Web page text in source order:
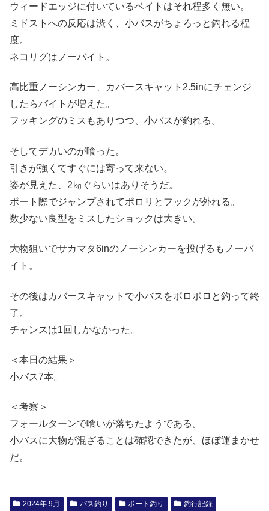
ウィードエッジに付いているベイトはそれ程多く無い。
ミドストへの反応は渋く、小バスがちょろっと釣れる程
度。
ネコリグはノーバイト。
高比重ノーシンカー、カバースキャット2.5inにチェンジ
したらバイトが増えた。
フッキングのミスもありつつ、小バスが釣れる。
そしてデカいのが喰った。
引きが強くてすぐには寄って来ない。
姿が見えた、2㎏ぐらいはありそうだ。
ボート際でジャンプされてポロリとフックが外れる。
数少ない良型をミスしたショックは大きい。
大物狙いでサカマタ6inのノーシンカーを投げるもノーバ
イト。
その後はカバースキャットで小バスをポロポロと釣って終
了。
チャンスは1回しかなかった。
＜本日の結果＞
小バス7本。
＜考察＞
フォールターンで喰いが落ちたようである。
小バスに大物が混ざることは確認できたが、ほぼ運まかせ
だ。
2024年 9月 バス釣り ボート釣り 釣行記録